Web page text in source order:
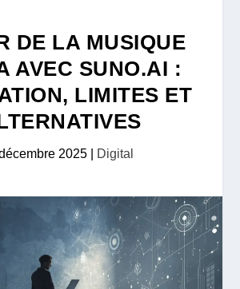
DE LA MUSIQUE
AVEC SUNO.AI :
LIMITES ET
2025 Digital